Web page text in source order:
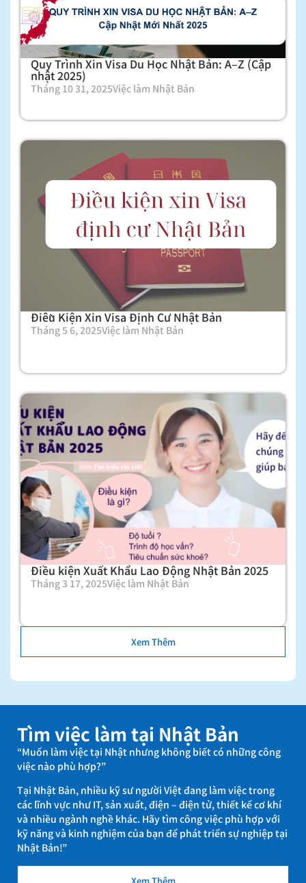
Quy Trình Xin Visa Du Học Nhật Bản: A–Z (Cập
nhật 2025)
Tháng 10 31, 2025Việc làm Nhật Bản
Điều Kiện Xin Visa Định Cư Nhật Bản
Tháng 5 6, 2025Việc làm Nhật Bản
Điều kiện Xuất Khẩu Lao Động Nhật Bản 2025
Tháng 3 17, 2025Việc làm Nhật Bản
Xem Thêm
Tìm việc làm tại Nhật Bản
“Muốn làm việc tại Nhật nhưng không biết có những công
việc nào phù hợp?”
Tại Nhật Bản, nhiều kỹ sư người Việt đang làm việc trong
các lĩnh vực như IT, sản xuất, điện – điện tử, thiết kế cơ khí
và nhiều ngành nghề khác. Hãy tìm công việc phù hợp với
kỹ năng và kinh nghiệm của bạn để phát triển sự nghiệp tại
Nhật Bản!”
Xem Thêm